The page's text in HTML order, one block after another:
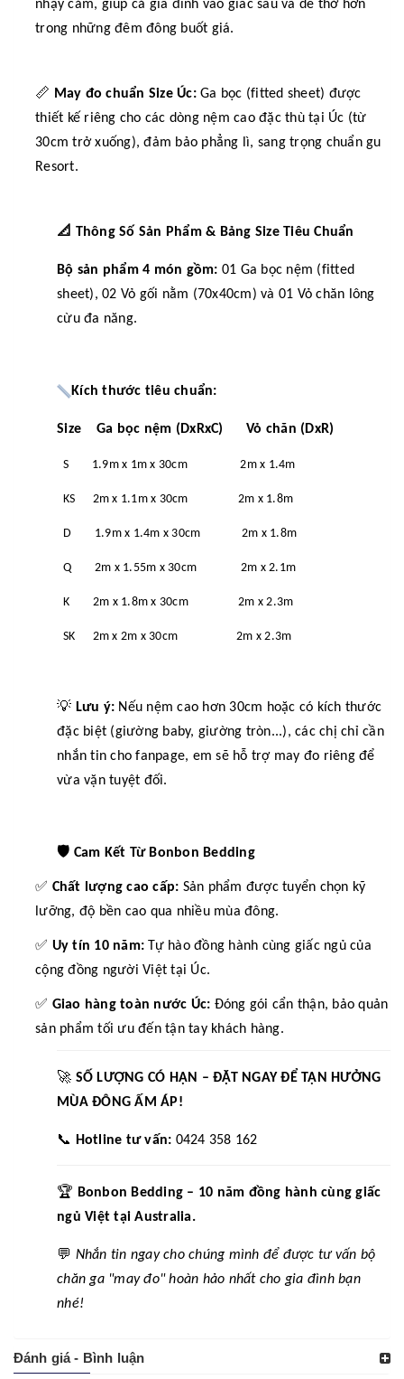
nhạy cảm, giúp cả gia đình vào giấc sâu và dễ thở hơn
trong những đêm đông buốt giá.
📏 May đo chuẩn Size Úc:Ga bọc (fitted sheet) được
thiết kế riêng cho các dòng nệm cao đặc thù tại Úc (từ
30cm trở xuống), đảm bảo phẳng lì, sang trọng chuẩn gu
Resort.
📐 Thông Số Sản Phẩm & Bảng Size Tiêu Chuẩn
Bộ sản phẩm 4 món gồm: 01 Ga bọc nệm (fitted
sheet), 02 Vỏ gối nằm (70x40cm) và 01 Vỏ chăn lông
cừu đa năng.
Kích thước tiêu chuẩn:
Size Ga bọc nệm (DxRxC) Vỏ chăn (DxR)
S 1.9m x 1m x 30cm 2m x 1.4m
KS 2m x 1.1m x 30cm 2m x 1.8m
D 1.9m x 1.4m x 30cm 2m x 1.8m
Q 2m x 1.55m x 30cm 2m x 2.1m
K 2m x 1.8m x 30cm 2m x 2.3m
SK 2m x 2m x 30cm 2m x 2.3m
💡 Lưu ý: Nếu nệm cao hơn 30cm hoặc có kích thước
đặc biệt (giường baby, giường tròn...), các chị chỉ cần
nhắn tin cho fanpage, em sẽ hỗ trợ may đo riêng để
vừa vặn tuyệt đối.
🛡️ Cam Kết Từ Bonbon Bedding
✅ Chất lượng cao cấp: Sản phẩm được tuyển chọn kỹ
lưỡng, độ bền cao qua nhiều mùa đông.
✅ Uy tín 10 năm: Tự hào đồng hành cùng giấc ngủ của
cộng đồng người Việt tại Úc.
✅ Giao hàng toàn nước Úc: Đóng gói cẩn thận, bảo quản
sản phẩm tối ưu đến tận tay khách hàng.
🚀 SỐ LƯỢNG CÓ HẠN – ĐẶT NGAY ĐỂ TẬN HƯỞNG
MÙA ĐÔNG ẤM ÁP!
📞 Hotline tư vấn: 0424 358 162
🏆 Bonbon Bedding – 10 năm đồng hành cùng giấc
ngủ Việt tại Australia.
💬 Nhắn tin ngay cho chúng mình để được tư vấn bộ
chăn ga "may đo" hoàn hảo nhất cho gia đình bạn
nhé!
Đánh giá - Bình luận